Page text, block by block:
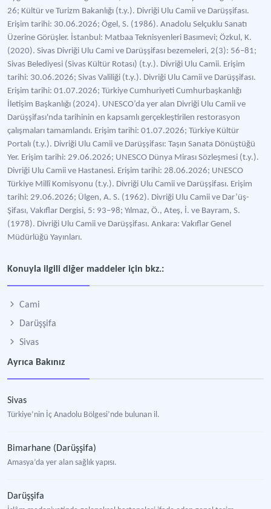
26; Kültür ve Turizm Bakanlığı (t.y.). Divriği Ulu Camii ve Darüşşifası.
Erişim tarihi: 30.06.2026; Ögel, S. (1986). Anadolu Selçuklu Sanatı
Üzerine Görüşler. İstanbul: Matbaa Teknisyenleri Basımevi; Özkul, K.
(2020). Sivas Divriği Ulu Cami ve Darüşşifası bezemeleri, 2(3): 56–81;
Sivas Belediyesi (Sivas Kültür Rotası) (t.y.). Divriği Ulu Camii. Erişim
tarihi: 30.06.2026; Sivas Valiliği (t.y.). Divriği Ulu Camii ve Darüşşifası.
Erişim tarihi: 01.07.2026; Türkiye Cumhuriyeti Cumhurbaşkanlığı
İletişim Başkanlığı (2024). UNESCO’da yer alan Divriği Ulu Camii ve
Darüşşifası'nda tarihinin en kapsamlı gerçekleştirilen restorasyon
çalışmaları tamamlandı. Erişim tarihi: 01.07.2026; Türkiye Kültür
Portalı (t.y.). Divriği Ulu Camii ve Darüşşifası: Taşın Sanata Dönüştüğü
Yer. Erişim tarihi: 29.06.2026; UNESCO Dünya Mirası Sözleşmesi (t.y.).
Divriği Ulu Camii ve Hastanesi. Erişim tarihi: 28.06.2026; UNESCO
Türkiye Millî Komisyonu (t.y.). Divriği Ulu Camii ve Darüşşifası. Erişim
tarihi: 29.06.2026; Ülgen, A. S. (1962). Divriği Ulu Camii ve Dar’üş-
Şifası, Vakıflar Dergisi, 5: 93–98; Yılmaz, Ö., Ateş, İ. ve Bayram, S.
(1978). Divriği Ulu Camii ve Darüşşifası. Ankara: Vakıflar Genel
Müdürlüğü Yayınları.
Konuyla ilgili diğer maddeler için bkz.:
Cami
Darüşşifa
Sivas
Ayrıca Bakınız
Sivas
Türkiye’nin İç Anadolu Bölgesi’nde bulunan il.
Bimarhane (Darüşşifa)
Amasya’da yer alan sağlık yapısı.
Darüşşifa